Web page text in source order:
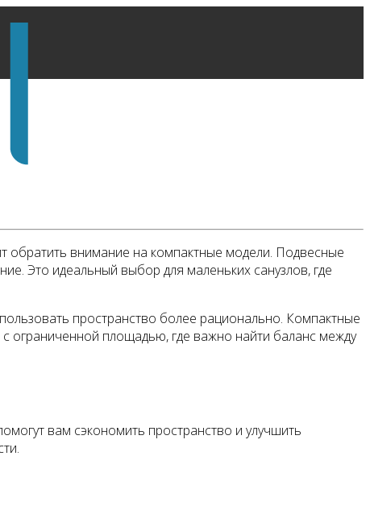
обратить внимание на компактные модели. Подвесные
Это идеальный выбор для маленьких санузлов, где
пространство более рационально. Компактные
ограниченной площадью, где важно найти баланс между
вам сэкономить пространство и улучшить